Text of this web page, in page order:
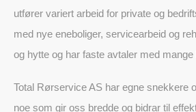
utfører variert arbeid for private og
med nye eneboliger, servicearbeid og
og hytte og har faste avtaler med mange
Total Rørservice AS har egne snekkere
noe som gir oss bredde og bidrar til